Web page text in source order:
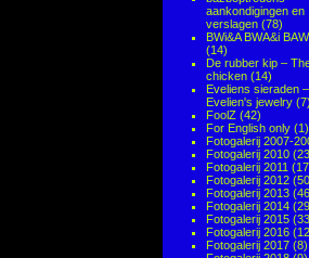
aankondigingen en
verslagen (78)
BWi&A BWA&i
(14)
De rubber kip –
chicken (14)
Eveliens sieraden –
Evelien's jewelry (7)
FoolZ (42)
For English only (1)
Fotogalerij 2007-
Fotogalerij 2010
Fotogalerij 2011
Fotogalerij 2012
Fotogalerij 2013
Fotogalerij 2014
Fotogalerij 2015
Fotogalerij 2016
Fotogalerij 2017 (8)